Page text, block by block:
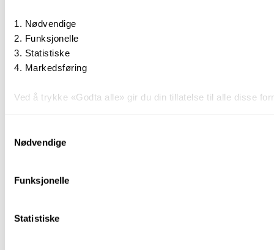
Nødvendige
Funksjonelle
Statistiske
Markedsføring
Ved å trykke «Godta alle» gir du din tillatelse til alle disse
Nødvendige
Funksjonelle
Statistiske